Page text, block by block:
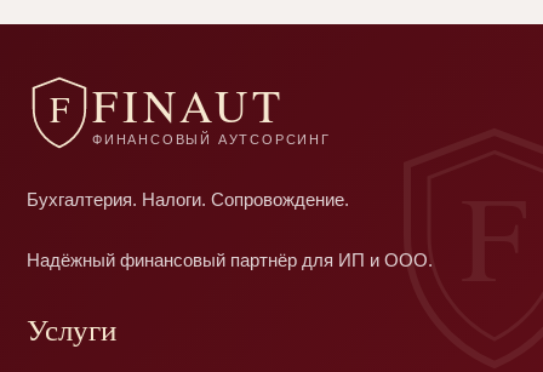
F FINAUT
ФИНАНСОВЫЙ АУТСОРСИНГ
Бухгалтерия. Налоги. Сопровождение.
Надёжный финансовый партнёр для ИП и ООО.
Услуги